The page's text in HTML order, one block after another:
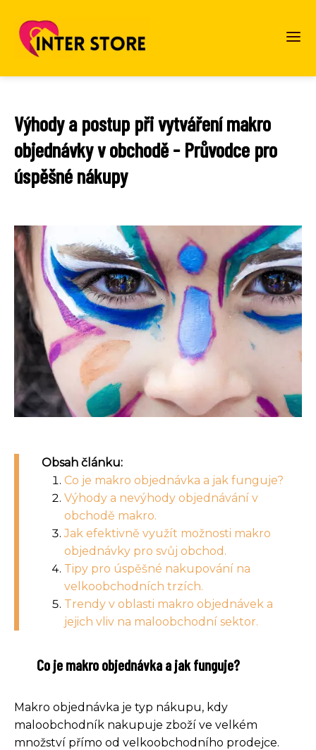
Výhody a postup při vytváření makro
objednávky v obchodě - Průvodce pro
úspěšné nákupy
Obsah článku:
Co je makro objednávka a jak funguje?
Výhody a nevýhody objednávání v
obchodě makro.
Jak efektivně využít možnosti makro
objednávky pro svůj obchod.
Tipy pro úspěšné nakupování na
velkoobchodních trzích.
Trendy v oblasti makro objednávek a
jejich vliv na maloobchodní sektor.
Co je makro objednávka a jak funguje?
Makro objednávka je typ nákupu, kdy
maloobchodník nakupuje zboží ve velkém
množství přímo od velkoobchodního prodejce.